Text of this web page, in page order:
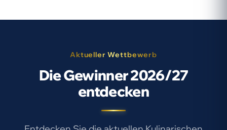
Aktueller Wettbewerb
Die Gewinner 2026/27
entdecken